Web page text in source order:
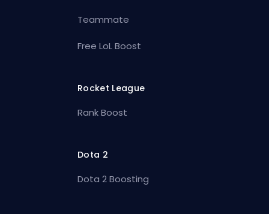
Teammate
Free LoL Boost
Rocket League
Rank Boost
Dota 2
Dota 2 Boosting